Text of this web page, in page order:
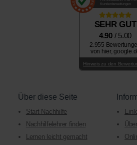
Kundenbewertungen
SEHR GUT
4.90 / 5.00
2.955
von hier,
Hinweis zu den
Über diese Seite
Start Nachhilfe
Nachhilfelehrer finden
Lernen leicht gemacht